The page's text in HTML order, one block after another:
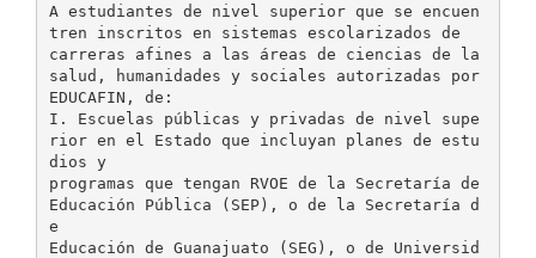
A estudiantes de nivel superior que se encuen
tren inscritos en sistemas escolarizados de
carreras afines a las áreas de ciencias de la
salud, humanidades y sociales autorizadas por
EDUCAFIN, de:
I. Escuelas públicas y privadas de nivel supe
rior en el Estado que incluyan planes de estu
dios y
programas que tengan RVOE de la Secretaría de
Educación Pública (SEP), o de la Secretaría d
e
Educación de Guanajuato (SEG), o de Universid